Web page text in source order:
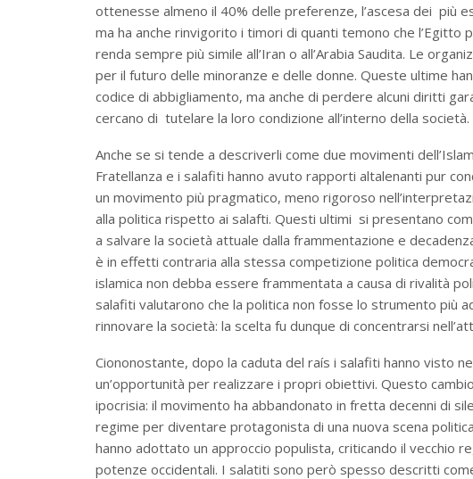
ottenesse almeno il 40% delle preferenze, l’ascesa dei più
ma ha anche rinvigorito i timori di quanti temono che l’Egitto
renda sempre più simile all’Iran o all’Arabia Saudita. Le
per il futuro delle minoranze e delle donne. Queste ultime
codice di abbigliamento, ma anche di perdere alcuni diritti
cercano di tutelare la loro condizione all’interno della società.
Anche se si tende a descriverli come due movimenti
Fratellanza e i salafiti hanno avuto rapporti altalenanti pur
un movimento più pragmatico, meno rigoroso
alla politica rispetto ai salafti. Questi ultimi si presentano
a salvare la società attuale dalla frammentazione e
è in effetti contraria alla stessa competizione politica
islamica non debba essere frammentata a causa di rivalità
salafiti valutarono che la politica non fosse lo strumento più
rinnovare la società: la scelta fu dunque di concentrarsi
Ciononostante, dopo la caduta del raís i salafiti hanno visto
un’opportunità per realizzare i propri obiettivi. Questo
ipocrisia: il movimento ha abbandonato in fretta decenni di
regime per diventare protagonista di una nuova scena
hanno adottato un approccio populista, criticando il vecchio
potenze occidentali. I salatiti sono però spesso descritti